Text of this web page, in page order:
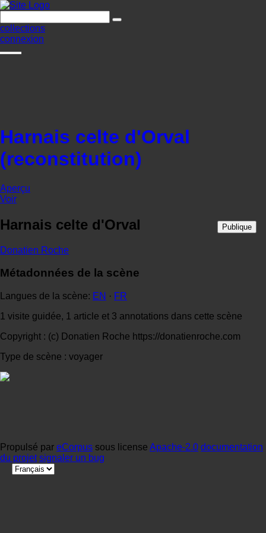
collections
connexion
Harnais celte d'Orval
(reconstitution)
Aperçu
Voir
Harnais celte d'Orval Publique
Donatien Roche
Métadonnées de la scène
Langues de la scène: EN · FR
1 visite guidée, 1 article et 3 annotations dans cette scène
Copyright : (c) Donatien Roche https://donatienroche.com
Type de scène : voyager
Propulsé par eCorpus sous license Apache-2.0 documentation
du projet signaler un bug